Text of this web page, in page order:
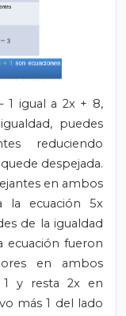
1 igual a 2x + 8,
puedes
reduciendo
despejada.
en ambos
la ecuación 5x
de la igualdad
ecuación fueron
en ambos
1 y resta 2x en
más 1 del lado